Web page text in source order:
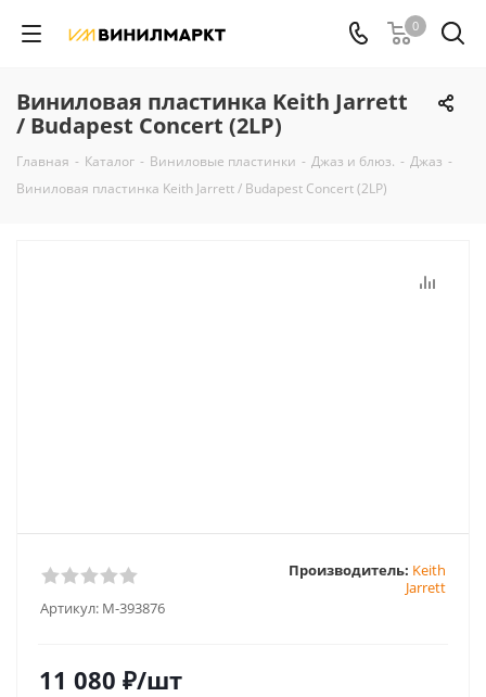
0
Виниловая пластинка Keith Jarrett
/ Budapest Concert (2LP)
Главная - Каталог - Виниловые пластинки - Джаз и блюз. - Джаз -
Виниловая пластинка Keith Jarrett / Budapest Concert (2LP)
Артикул: M-393876
Производитель: Keith
Jarrett
11 080 ₽/шт